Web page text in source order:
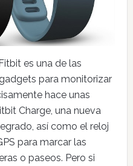
es una de las
para monitorizar
hace unas
Charge, una nueva
así como el reloj
para marcar las
o paseos. Pero si